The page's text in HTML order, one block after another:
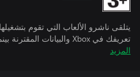
يتلقى ناشرو الألعاب التي تقوم
تعريفك في Xbox والبيانات المقترنة بينما تمارس الألعاب.
المزيد